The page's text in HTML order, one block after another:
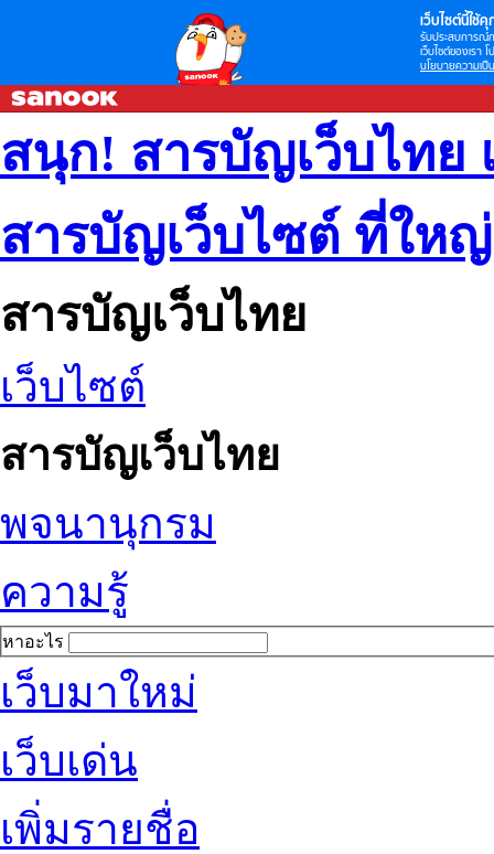
เว็บไซต์นี้ใช้คุ
รับประสบการณ์
เว็บไซต์ของเรา
นโยบายความเป็
สนุก! สารบัญเว็บไทย
สารบัญเว็บไซต์ ที่ให
สารบัญเว็บไทย
เว็บไซต์
สารบัญเว็บไทย
พจนานุกรม
ความรู้
หาอะไร
เว็บมาใหม่
เว็บเด่น
เพิ่มรายชื่อ